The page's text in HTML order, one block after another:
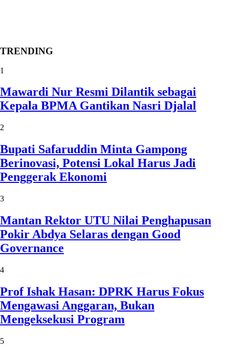
TRENDING
1
Mawardi Nur Resmi Dilantik sebagai
Kepala BPMA Gantikan Nasri Djalal
2
Bupati Safaruddin Minta Gampong
Berinovasi, Potensi Lokal Harus Jadi
Penggerak Ekonomi
3
Mantan Rektor UTU Nilai Penghapusan
Pokir Abdya Selaras dengan Good
Governance
4
Prof Ishak Hasan: DPRK Harus Fokus
Mengawasi Anggaran, Bukan
Mengeksekusi Program
5